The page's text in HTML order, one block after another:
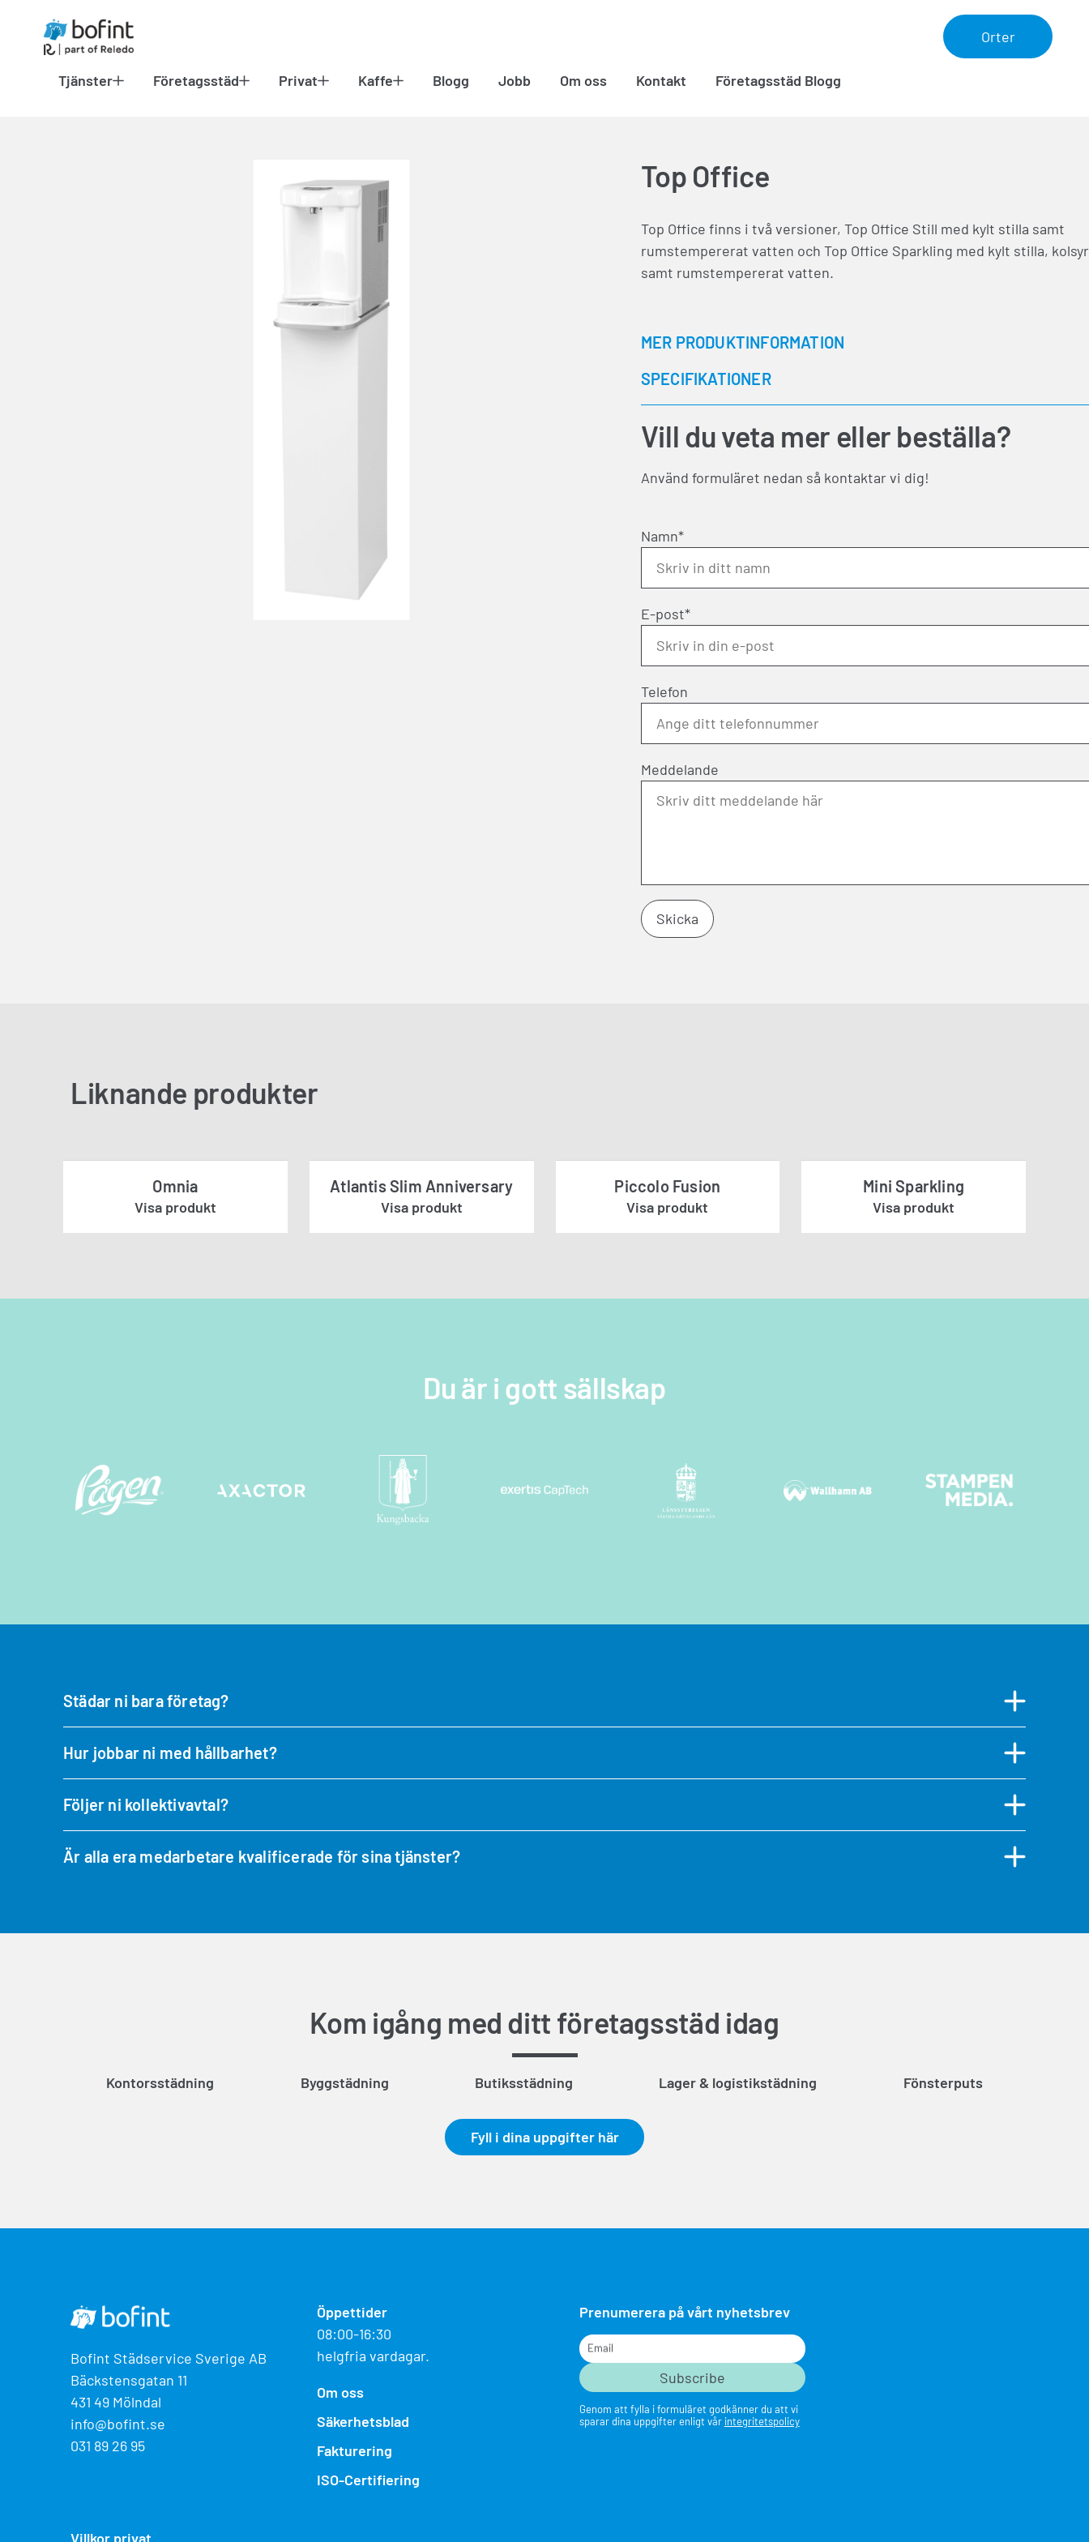
Orter
Tjänster Företagsstäd Privat Kaffe Blogg Jobb Om oss Kontakt Företagsstäd Blogg
Top Office
Top Office finns i två versioner, Top Office Still med kylt stilla samt
rumstempererat vatten och Top Office Sparkling med kylt stilla,
samt rumstempererat vatten.
MER PRODUKTINFORMATION
SPECIFIKATIONER
Vill du veta mer eller beställa?
Använd formuläret nedan så kontaktar vi dig!
Namn*
E-post*
Telefon
Meddelande
Liknande produkter
Omnia
Visa produkt
Atlantis Slim Anniversary
Visa produkt
Piccolo Fusion
Visa produkt
Mini Sparkling
Visa produkt
Du är i gott sällskap
Städar ni bara företag?
Hur jobbar ni med hållbarhet?
Följer ni kollektivavtal?
Är alla era medarbetare kvalificerade för sina tjänster?
Kom igång med ditt företagsstäd idag
Kontorsstädning Byggstädning Butiksstädning Lager & logistikstädning Fönsterputs
Fyll i dina uppgifter här
Bofint Städservice Sverige AB
Bäckstensgatan 11
431 49 Mölndal
info@bofint.se
031 89 26 95
Öppettider
08:00-16:30
helgfria vardagar.
Om oss
Säkerhetsblad
Fakturering
ISO-Certifiering
Prenumerera på vårt nyhetsbrev
Email
Genom att fylla i formuläret godkänner du att vi
sparar dina uppgifter enligt vår integritetspolicy
Villkor privat
Fyll i dina uppgifter nedan så kontaktar vi dig snarast
Jag godkänner integritetspolicyn *